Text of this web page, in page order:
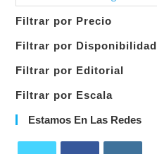
categoría
Filtrar por Precio
Filtrar por Disponibilidad
Filtrar por Editorial
Filtrar por Escala
Estamos En Las Redes